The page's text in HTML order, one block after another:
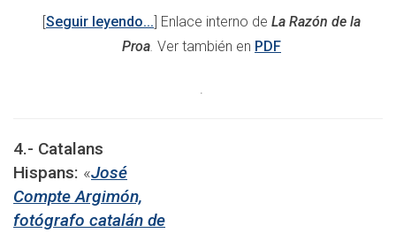
[Seguir leyendo...] Enlace interno de La Razón de la
Proa. Ver también en PDF
.
4.- Catalans
Hispans: «José
Compte Argimón,
fotógrafo catalán de